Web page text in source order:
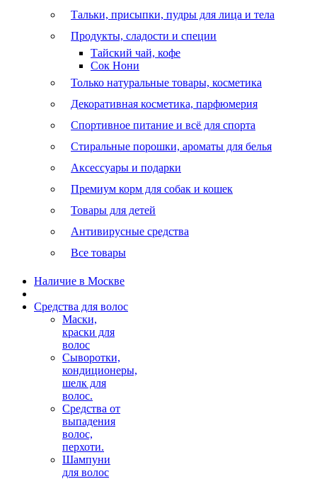
Тальки, присыпки, пудры для лица и тела
Продукты, сладости и специи
Тайский чай, кофе
Сок Нони
Только натуральные товары, косметика
Декоративная косметика, парфюмерия
Спортивное питание и всё для спорта
Стиральные порошки, ароматы для белья
Аксессуары и подарки
Премиум корм для собак и кошек
Товары для детей
Антивирусные средства
Все товары
Наличие в Москве
Средства для волос
Маски,
краски для
волос
Сыворотки,
кондиционеры,
шелк для
волос.
Средства от
выпадения
волос,
перхоти.
Шампуни
для волос